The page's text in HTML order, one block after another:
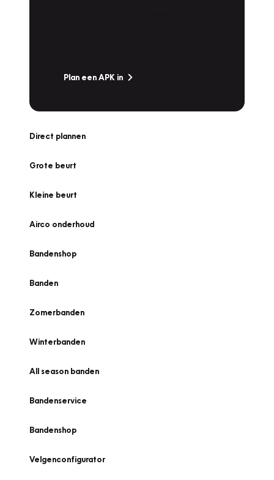
Plan een APK in
Direct plannen
Grote beurt
Kleine beurt
Airco onderhoud
Bandenshop
Banden
Zomerbanden
Winterbanden
All season banden
Bandenservice
Bandenshop
Velgenconfigurator